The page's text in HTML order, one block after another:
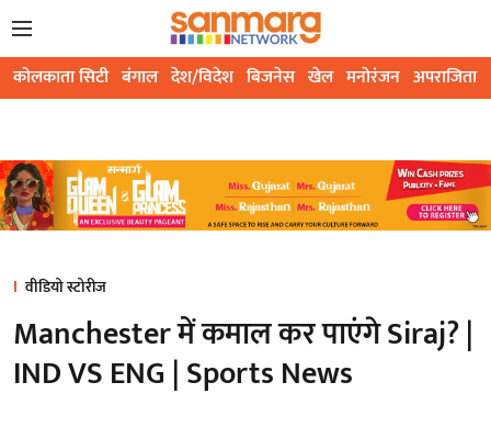
कोलकाता सिटी बंगाल देश/विदेश बिजनेस खेल मनोरंजन अपराजिता
वीडियो स्टोरीज
Manchester में कमाल कर पाएंगे Siraj? |
IND VS ENG | Sports News